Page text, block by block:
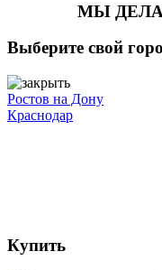
МЫ
Выберите свой
Ростов на Дону
Краснодар
Купить